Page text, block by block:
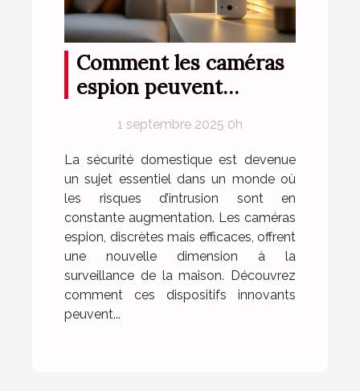
Comment les caméras
espion peuvent
domestique ?
1 septembre 2025 0h
La sécurité domestique est devenue
un sujet essentiel dans un monde où
les risques d’intrusion sont en
constante augmentation. Les caméras
espion, discrètes mais efficaces, offrent
une nouvelle dimension à la
surveillance de la maison. Découvrez
comment ces dispositifs innovants
peuvent...